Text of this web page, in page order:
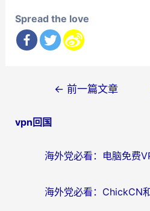
Spread the love
导
← 前一篇文章
vpn回国